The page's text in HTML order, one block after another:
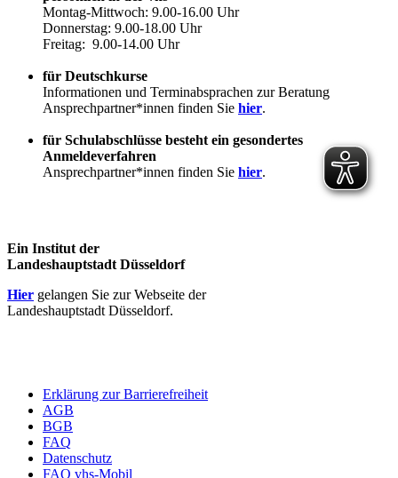
Montag-Mittwoch: 9.00-16.00 Uhr
Donnerstag: 9.00-18.00 Uhr
Freitag: 9.00-14.00 Uhr
für Deutschkurse
Informationen und Terminabsprachen zur Beratung
Ansprechpartner*innen finden Sie hier.
für Schulabschlüsse besteht ein gesondertes
Anmeldeverfahren
Ansprechpartner*innen finden Sie hier.
Ein Institut der
Landeshauptstadt Düsseldorf
Hier gelangen Sie zur Webseite der
Landeshauptstadt Düsseldorf.
Erklärung zur Barrierefreiheit
AGB
BGB
FAQ
Datenschutz
FAQ vhs-Mobil